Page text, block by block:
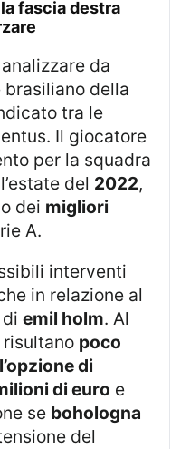
brasiliano della
tra le
Il giocatore
per la squadra
del 2022,
dei migliori
A.
in relazione al
diemil holm. Al
poco
di
di euro e
se bohologna
del